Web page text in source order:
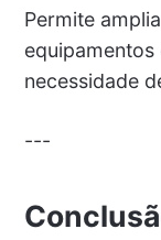
Permite
necessidade
---